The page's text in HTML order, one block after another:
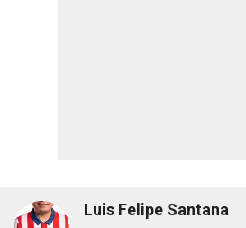
Luis Felipe Santana